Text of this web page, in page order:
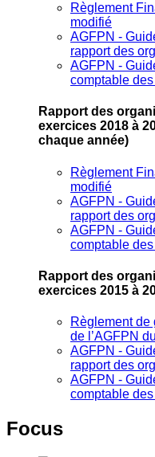
Règlement
modifié
AGFPN ‐
rapport des
AGFPN ‐
comptable
Rapport des
exercices 2018 à
chaque année)
Règlement
modifié
AGFPN ‐
rapport des
AGFPN ‐
comptable
Rapport des
exercices 2015 à
Règlement de
de l’AGFPN
AGFPN ‐
rapport des
AGFPN ‐
comptable
Focus